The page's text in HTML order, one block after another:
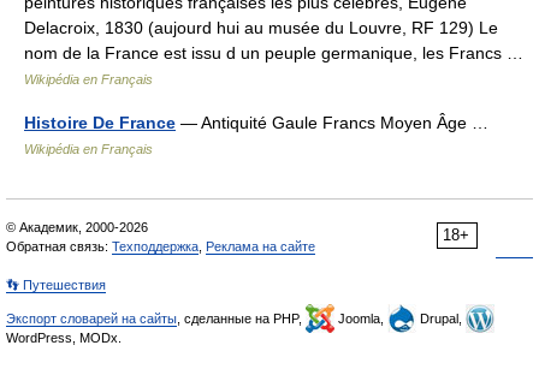
Delacroix, 1830 (aujourd hui au musée du Louvre, RF 129) Le
nom de la France est issu d un peuple germanique, les Francs …
Wikipédia en Français
Histoire De France — Antiquité Gaule Francs Moyen Âge …
Wikipédia en Français
18+
© Академик, 2000-2026
Обратная связь: Техподдержка Реклама на сайте
👣 Путешествия
Экспорт словарей на сайты , сделанные на PHP, Joomla,
Drupal,
WordPress, MODx.